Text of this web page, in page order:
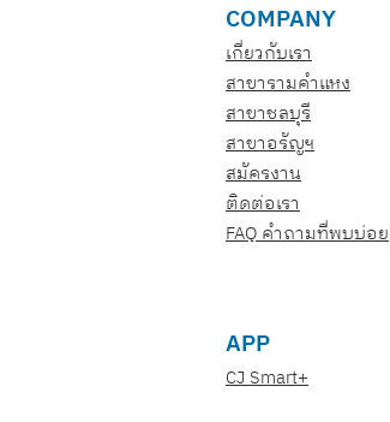
COMPANY
เกี่ยวกับเรา
สาขารามคำแหง
สาขาชลบุรี
สาขาอรัญฯ
สมัครงาน
ติดต่อเรา
FAQ คำถามที่พบบ่อย
APP
CJ Smart+